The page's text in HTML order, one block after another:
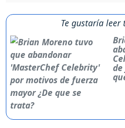
Te gustaría leer
de